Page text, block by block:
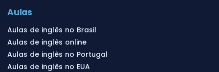
Aulas
Aulas de inglês no Brasil
Aulas de inglês online
Aulas de inglês no Portugal
Aulas de inglês no EUA